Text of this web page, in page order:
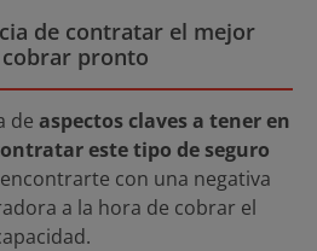
de contratar el mejor
pronto
de aspectos claves a tener en
este tipo de seguro
con una negativa
a la hora de cobrar el